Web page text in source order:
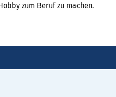
zum Beruf zu machen.